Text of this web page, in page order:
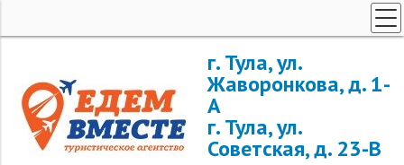
г. Тула, ул.
Жаворонкова, д. 1-
А
г. Тула, ул.
Советская, д. 23-В
ЗАРУБЕЖНЫЕ ТУРЫ
ТУРЫ ДЛЯ ГРУПП
ГОРЯЩИЕ ТУРЫ